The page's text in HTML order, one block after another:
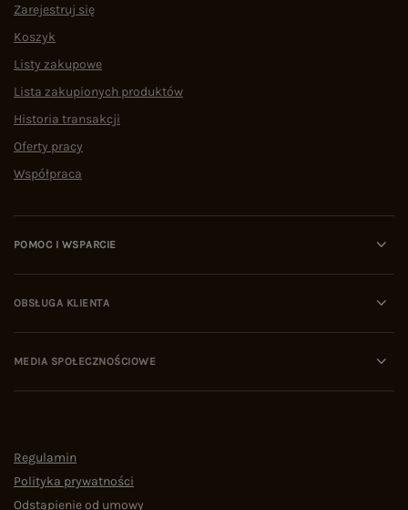
Zarejestruj się
Koszyk
Listy zakupowe
Lista zakupionych produktów
Historia transakcji
Oferty pracy
Współpraca
POMOC I WSPARCIE
OBSŁUGA KLIENTA
MEDIA SPOŁECZNOŚCIOWE
Regulamin
Polityka prywatności
Odstąpienie od umowy